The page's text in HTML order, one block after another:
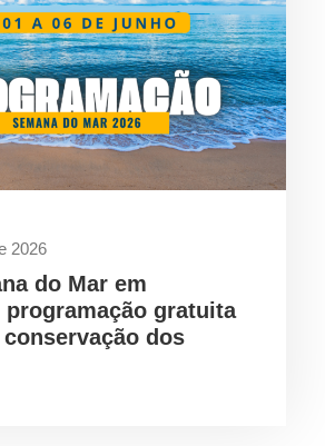
2026
do Mar em
programação gratuita
dos